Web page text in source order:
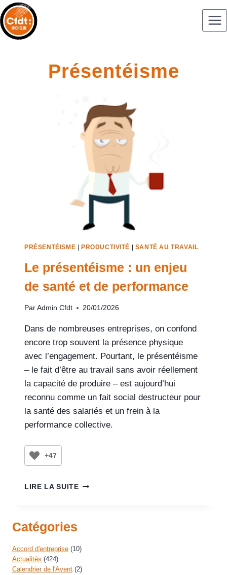
Présentéisme
PRÉSENTÉISME | PRODUCTIVITÉ | SANTÉ AU TRAVAIL
Le présentéisme : un enjeu
de santé et de performance
Par Admin Cfdt 20/01/2026
Dans de nombreuses entreprises, on confond
encore trop souvent la présence physique
avec l’engagement. Pourtant, le présentéisme
– le fait d’être au travail sans avoir réellement
la capacité de produire – est aujourd’hui
reconnu comme un fait social destructeur pour
la santé des salariés et un frein à la
performance collective.
+47
LIRE LA SUITE
Catégories
Accord d'entreprise (10)
Actualités (424)
Calendrier de l'Avent (2)